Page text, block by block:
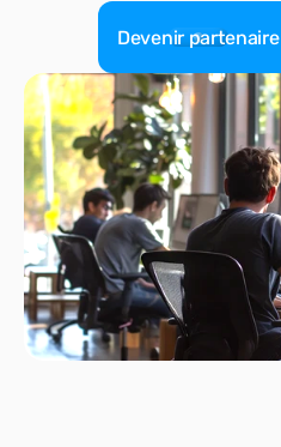
Devenir partenaire